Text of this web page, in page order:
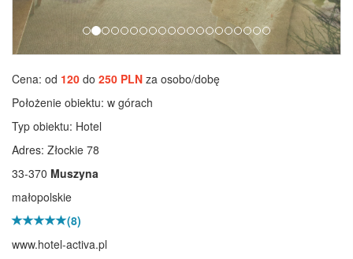
Cena: od 120 do 250 PLN za osobo/dobę
Położenie obiektu: w górach
Typ obiektu: Hotel
Adres: Złockie 78
33-370 Muszyna
małopolskie
(8)
www.hotel-activa.pl